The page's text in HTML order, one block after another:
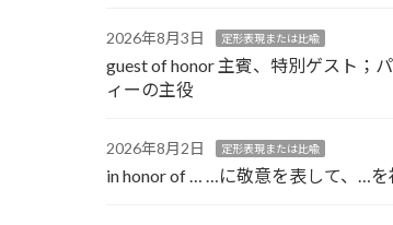
2026年8月3日 定形表現または比喩
guest of honor 主賓、特別ゲスト；
ィーの主役
2026年8月2日 定形表現または比喩
in honor of … …に敬意を表して、…を